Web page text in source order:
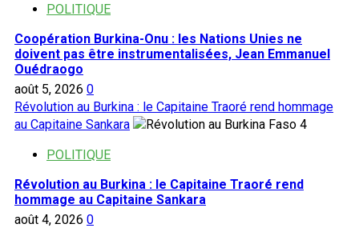
POLITIQUE
Coopération Burkina-Onu : les Nations Unies ne
doivent pas être instrumentalisées, Jean Emmanuel
Ouédraogo
août 5, 2026 0
Révolution au Burkina : le Capitaine Traoré rend hommage
au Capitaine Sankara
4
POLITIQUE
Révolution au Burkina : le Capitaine Traoré rend
hommage au Capitaine Sankara
août 4, 2026 0